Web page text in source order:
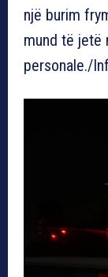
një burim
mund të jetë
personale./